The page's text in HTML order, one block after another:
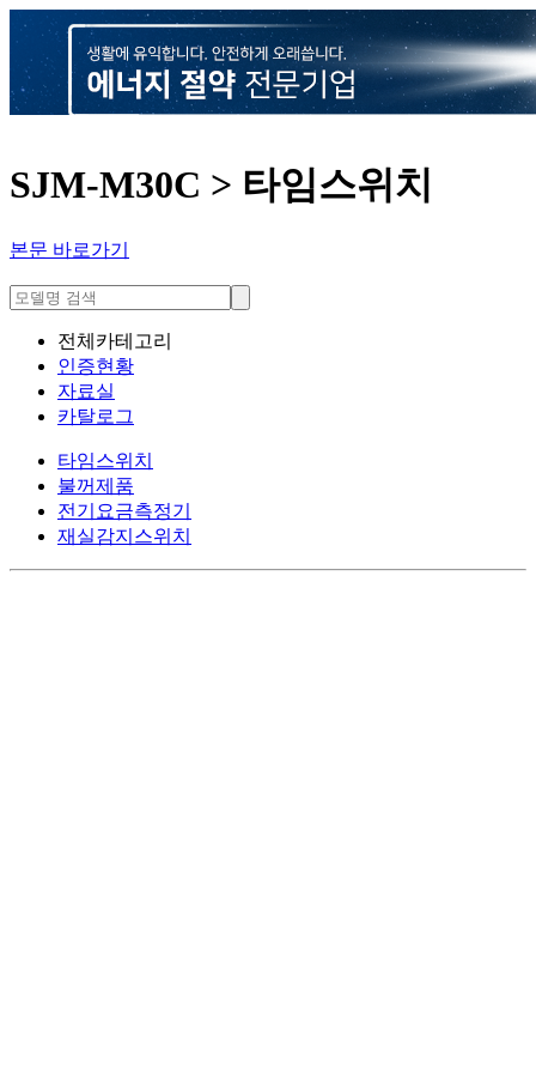
SJM-M30C > 타임스위치
본문 바로가기
전체카테고리
인증현황
자료실
카탈로그
타임스위치
불꺼제품
전기요금측정기
재실감지스위치